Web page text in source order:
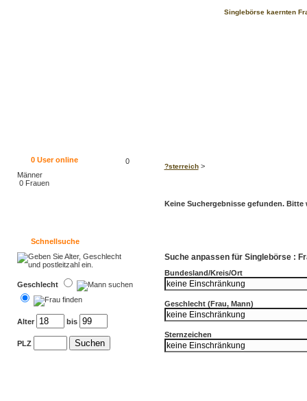
Singlebörse kaernten
0User online
0
Männer
0 Frauen
Schnellsuche
Geschlecht
Alter bis
PLZ
?sterreich>
Keine Suchergebnisse gefunden. Bitte
Suche anpassen für Singlebörse :
Bundesland/Kreis/Ort
Geschlecht (Frau, Mann)
Sternzeichen